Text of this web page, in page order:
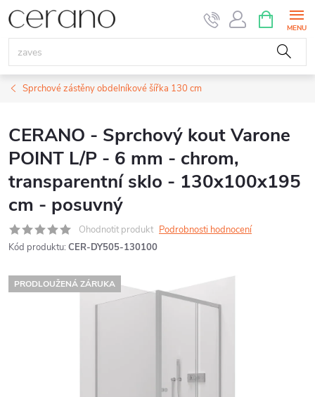
Přejít
na
obsah
NÁKUPNÍ
KOŠÍK
Sprchové zástěny obdelníkové šířka 130 cm
CERANO - Sprchový kout Varone
POINT L/P - 6 mm - chrom,
transparentní sklo - 130x100x195
cm - posuvný
Ohodnotit produkt Podrobnosti hodnocení
Kód produktu: CER-DY505-130100
PRODLOUŽENÁ ZÁRUKA